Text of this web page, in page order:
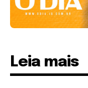
Leia mais